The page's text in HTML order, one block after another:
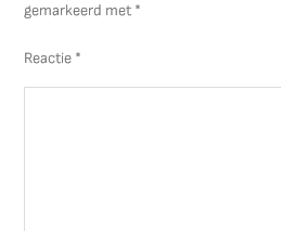
gemarkeerd met *
Reactie *